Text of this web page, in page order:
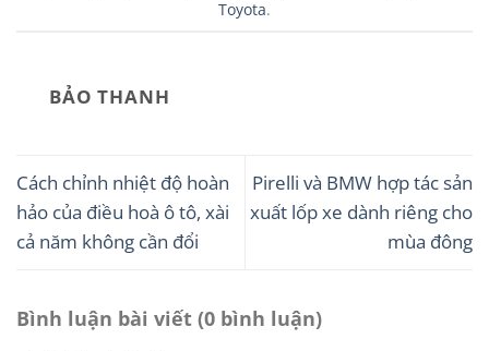
Toyota.
BẢO THANH
Cách chỉnh nhiệt độ hoàn
hảo của điều hoà ô tô, xài
cả năm không cần đổi
Pirelli và BMW hợp tác sản
xuất lốp xe dành riêng cho
mùa đông
Bình luận bài viết (0 bình luận)